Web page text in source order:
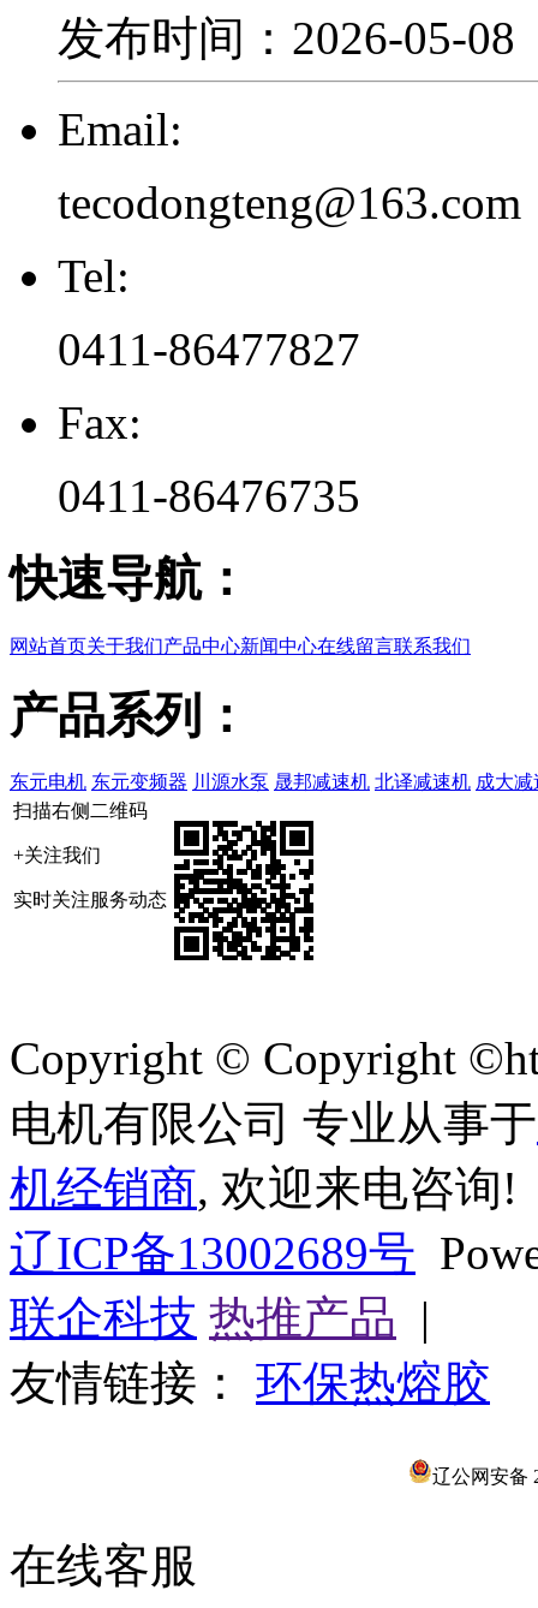
发布时间：2026-05-
Email:
tecodongteng@163.com
Tel:
0411-86477827
Fax:
0411-86476735
快速导航：
网站首页关于我们产品中心新闻中心在线留言联系我们
产品系列：
东元电机 东元变频器 川源水泵 晟邦减速机 北译减速机 成大减
扫描右侧二维码
+关注我们
实时关注服务动态
Copyright © Copyright
电机有限公司 专业从事于
机经销商, 欢迎来电咨询!
辽ICP备13002689号
联企科技 热推产品 |
友情链接： 环保热熔胶
辽公网安备
在线客服